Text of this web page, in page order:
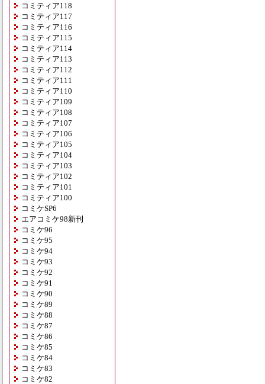
コミティア118
コミティア117
コミティア116
コミティア115
コミティア114
コミティア113
コミティア112
コミティア111
コミティア110
コミティア109
コミティア108
コミティア107
コミティア106
コミティア105
コミティア104
コミティア103
コミティア102
コミティア101
コミティア100
コミケSP6
エアコミケ98新刊
コミケ96
コミケ95
コミケ94
コミケ93
コミケ92
コミケ91
コミケ90
コミケ89
コミケ88
コミケ87
コミケ86
コミケ85
コミケ84
コミケ83
コミケ82